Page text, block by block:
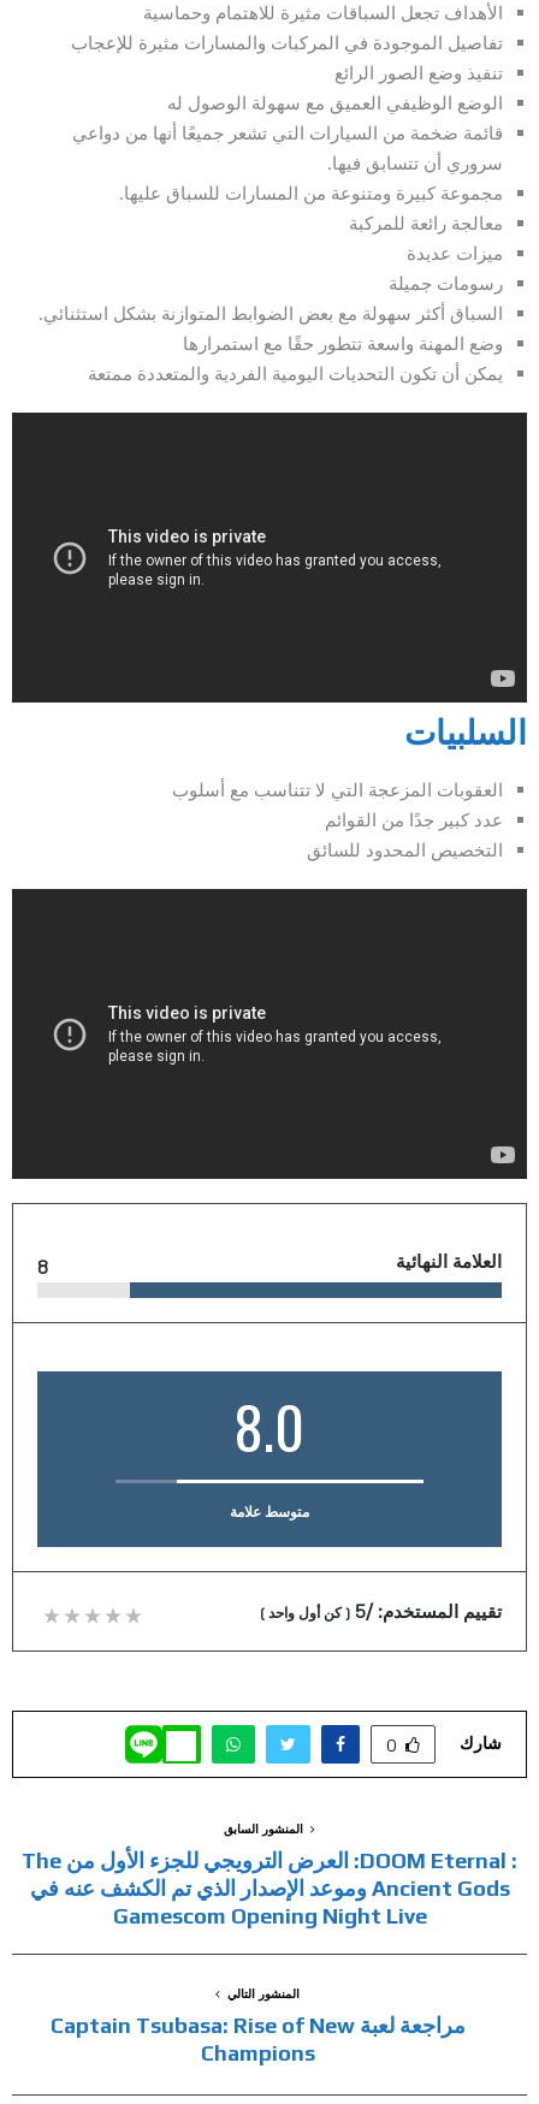
الأهداف تجعل السباقات مثيرة للاهتمام وحماسية
تفاصيل الموجودة في المركبات والمسارات مثيرة للإعجاب
تنفيذ وضع الصور الرائع
الوضع الوظيفي العميق مع سهولة الوصول له
قائمة ضخمة من السيارات التي تشعر جميعًا أنها من دواعي
سروري أن تتسابق فيها.
مجموعة كبيرة ومتنوعة من المسارات للسباق عليها.
معالجة رائعة للمركبة
ميزات عديدة
رسومات جميلة
السباق أكثر سهولة مع بعض الضوابط المتوازنة بشكل استثنائي.
وضع المهنة واسعة تتطور حقًا مع استمرارها
يمكن أن تكون التحديات اليومية الفردية والمتعددة ممتعة
السلبيات
العقوبات المزعجة التي لا تتناسب مع أسلوب
عدد كبير جدًا من القوائم
التخصيص المحدود للسائق
العلامة النهائية 8
8.0
متوسط علامة
تقييم المستخدم:/5
(كن أول واحد )
شارك 0
المنشور السابق
: DOOM Eternal: العرض الترويجي للجزء الأول من The
Ancient Gods وموعد الإصدار الذي تم الكشف عنه في
Gamescom Opening Night Live
المنشور التالي
مراجعة لعبة Captain Tsubasa: Rise of New
Champions